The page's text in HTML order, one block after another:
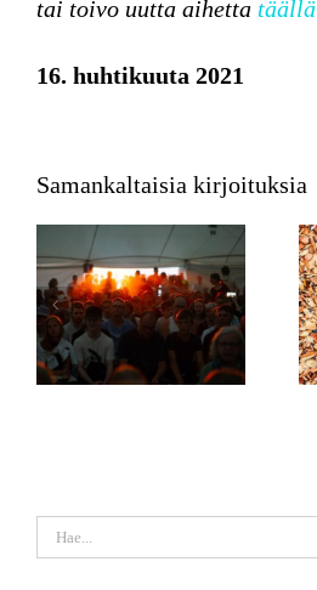
tai toivo uutta aihetta täällä
16. huhtikuuta 2021
Samankaltaisia kirjoituksia
Etsi